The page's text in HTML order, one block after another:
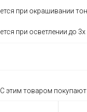
при окрашивании
при осветлении до 3х
С этим товаром покупают